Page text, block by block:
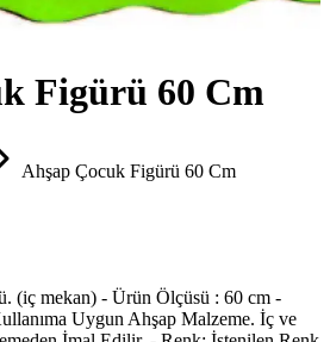
Figürü 60 Cm
Ahşap Çocuk Figürü 60 Cm
(iç mekan) - Ürün Ölçüsü : 60 cm -
Uygun Ahşap Malzeme. İç ve